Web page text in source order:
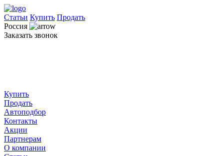
Статьи Купить Продать
Россия
Заказать звонок
Купить
Продать
Автоподбор
Контакты
Акции
Партнерам
О компании